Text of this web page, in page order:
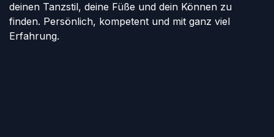
deinen Tanzstil, deine Füße und dein Können zu
finden. Persönlich, kompetent und mit ganz viel
Erfahrung.